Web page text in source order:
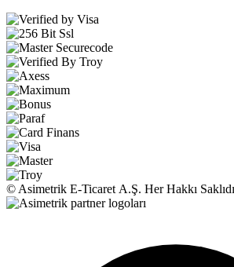
© Asimetrik E‑Ticaret A.Ş. Her Hakkı